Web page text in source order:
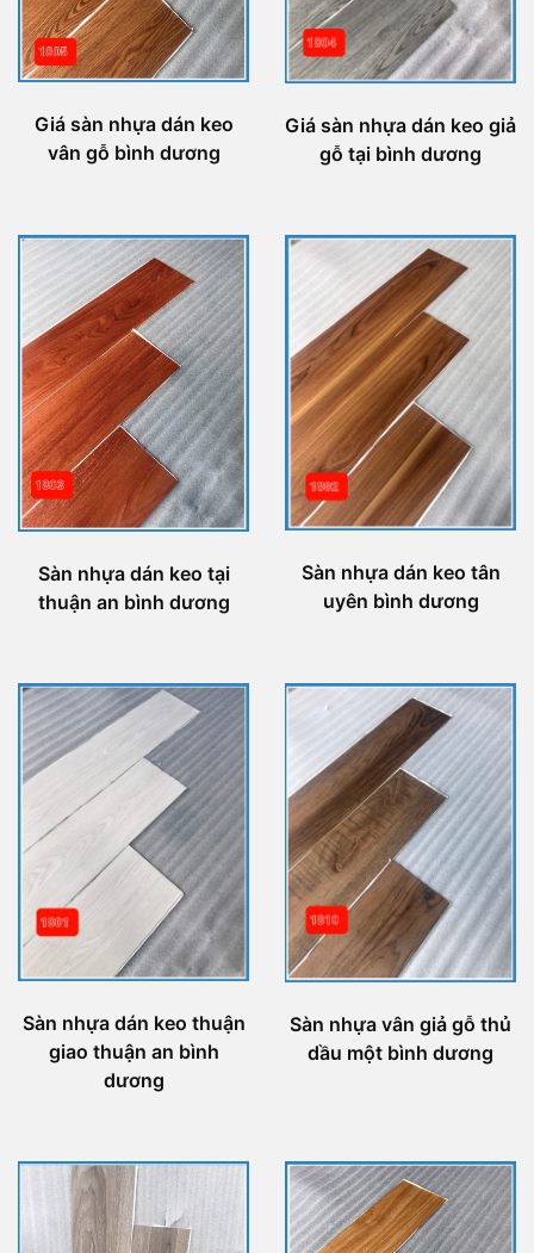
Giá sàn nhựa dán keo
vân gỗ bình dương
Giá sàn nhựa dán keo giả
gỗ tại bình dương
Sàn nhựa dán keo tại
thuận an bình dương
Sàn nhựa dán keo tân
uyên bình dương
Sàn nhựa dán keo thuận
giao thuận an bình
dương
Sàn nhựa vân giả gỗ thủ
dầu một bình dương